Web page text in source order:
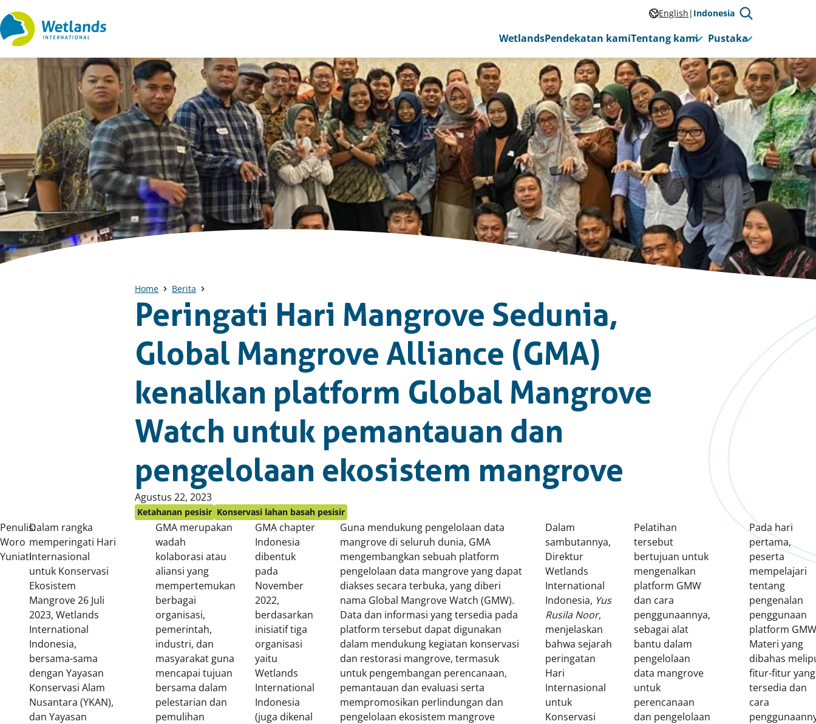
Straight
to
English Indonesia
WetlandsPendekatan kamiTentang kami Pustaka
Home Berita
Peringati Hari Mangrove Sedunia,
Global Mangrove Alliance (GMA)
kenalkan platform Global Mangrove
Watch untuk pemantauan dan
pengelolaan ekosistem mangrove
Published
on:
Agustus 22, 2023
Ketahanan pesisir Konservasi lahan basah pesisir
Penulis:
Woro
Yuniati
Dalam rangka
memperingati Hari
Internasional
untuk Konservasi
Ekosistem
Mangrove 26 Juli
2023, Wetlands
International
Indonesia,
bersama-sama
dengan Yayasan
Konservasi Alam
Nusantara (YKAN),
dan Yayasan
GMA merupakan
wadah
kolaborasi atau
aliansi yang
mempertemukan
berbagai
organisasi,
pemerintah,
industri, dan
masyarakat guna
mencapai tujuan
bersama dalam
pelestarian dan
pemulihan
GMA chapter
Indonesia
dibentuk
pada
November
2022,
berdasarkan
inisiatif tiga
organisasi
yaitu
Wetlands
International
Indonesia
(juga dikenal
Guna mendukung pengelolaan data
mangrove di seluruh dunia, GMA
mengembangkan sebuah platform
pengelolaan data mangrove yang dapat
diakses secara terbuka, yang diberi
nama Global Mangrove Watch (GMW).
Data dan informasi yang tersedia pada
platform tersebut dapat digunakan
dalam mendukung kegiatan konservasi
dan restorasi mangrove, termasuk
untuk pengembangan perencanaan,
pemantauan dan evaluasi serta
mempromosikan perlindungan dan
pengelolaan ekosistem mangrove
Dalam
sambutannya,
Direktur
Wetlands
International
Indonesia, Yus
Rusila Noor,
menjelaskan
bahwa sejarah
peringatan
Hari
Internasional
untuk
Konservasi
Pelatihan
tersebut
bertujuan untuk
mengenalkan
platform GMW
dan cara
penggunaannya,
sebagai alat
bantu dalam
pengelolaan
data mangrove
untuk
perencanaan
dan pengelolaan
Pada hari
pertama,
peserta
mempelajari
tentang
pengenalan
penggunaan
platform
Materi yang
dibahas
fitur-fitur yang
tersedia dan
cara